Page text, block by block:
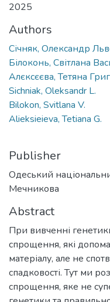
2025
Authors
Січняк, Олександр
Білоконь, Світлана
Алєксєєва, Тетяна
Sichniak, Oleksandr L.
Bilokon, Svitlana V.
Alieksieieva, Tetiana G.
Publisher
Одеський
Мечникова
Abstract
При вивченні
спрощення, які
матеріалу, але не
спадковості. Тут ми
спрощення, яке не